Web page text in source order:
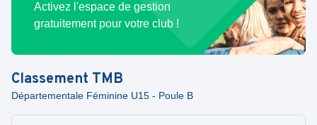
Activez l'espace de gestion
gratuitement pour votre club !
Classement TMB
Départementale Féminine U15 - Poule B